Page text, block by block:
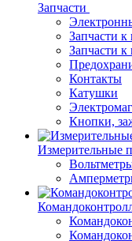
Запчасти
Запчасти к
Запчасти к
Контакты
Катушки
Кнопки,
Измерительные